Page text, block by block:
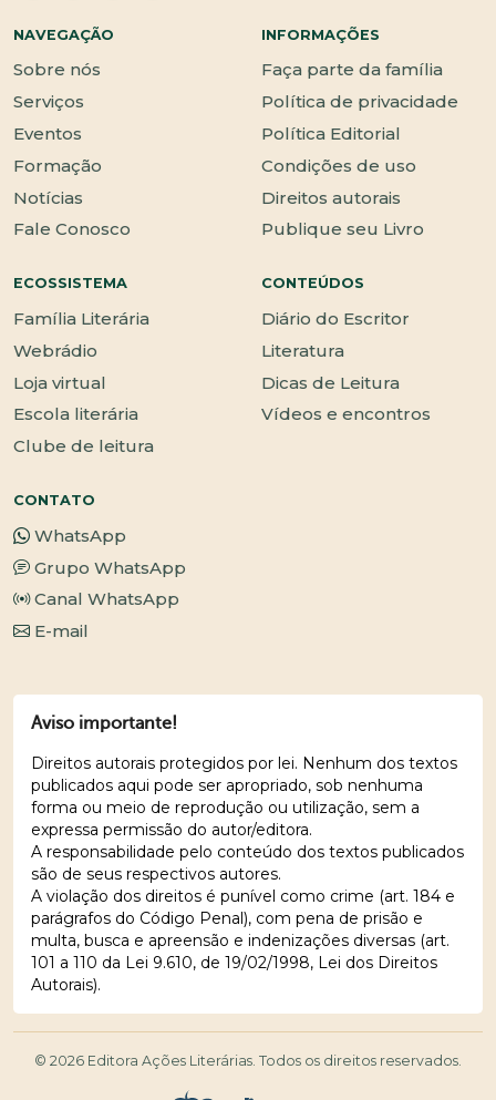
NAVEGAÇÃO
Sobre nós
Serviços
Eventos
Formação
Notícias
Fale Conosco
INFORMAÇÕES
Faça parte da família
Política de privacidade
Política Editorial
Condições de uso
Direitos autorais
Publique seu Livro
ECOSSISTEMA
Família Literária
Webrádio
Loja virtual
Escola literária
Clube de leitura
CONTEÚDOS
Diário do Escritor
Literatura
Dicas de Leitura
Vídeos e encontros
CONTATO
WhatsApp
Grupo WhatsApp
Canal WhatsApp
E-mail
Aviso importante!
Direitos autorais protegidos por lei. Nenhum dos textos
publicados aqui pode ser apropriado, sob nenhuma
forma ou meio de reprodução ou utilização, sem a
expressa permissão do autor/editora.
A responsabilidade pelo conteúdo dos textos publicados
são de seus respectivos autores.
A violação dos direitos é punível como crime (art. 184 e
parágrafos do Código Penal), com pena de prisão e
multa, busca e apreensão e indenizações diversas (art.
101 a 110 da Lei 9.610, de 19/02/1998, Lei dos Direitos
Autorais).
© 2026 Editora Ações Literárias. Todos os direitos reservados.